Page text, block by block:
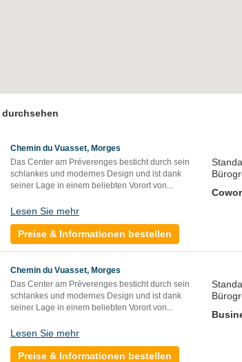
Chemin du Vuasset, Morges
Das Center am Préverenges besticht durch sein
schlankes und modernes Design und ist dank
seiner Lage in einem beliebten Vorort von...
Lesen Sie mehr
Preise & Informationen bestellen
Chemin du Vuasset, Morges
Das Center am Préverenges besticht durch sein
schlankes und modernes Design und ist dank
seiner Lage in einem beliebten Vorort von...
Lesen Sie mehr
Preise & Informationen bestellen